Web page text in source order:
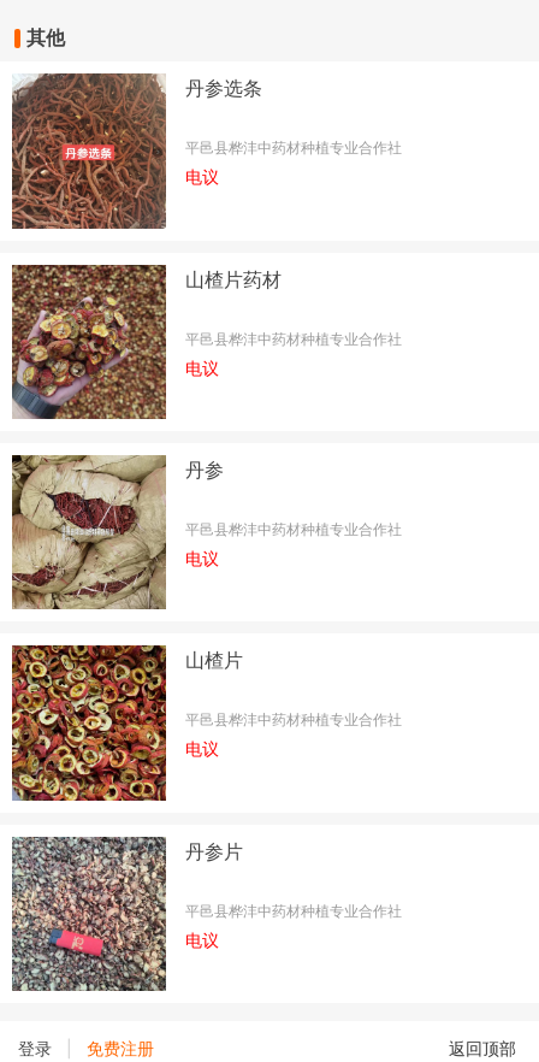
其他
丹参选条
平邑县桦沣中药材种植专业合作社
电议
山楂片药材
平邑县桦沣中药材种植专业合作社
电议
丹参
平邑县桦沣中药材种植专业合作社
电议
山楂片
平邑县桦沣中药材种植专业合作社
电议
丹参片
平邑县桦沣中药材种植专业合作社
电议
登录 免费注册 返回顶部